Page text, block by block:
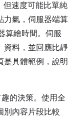
但速度可能比單純
力氣，伺服器端算
算繪時間。伺服
資料，並回應比靜
是具體範例，說明
的決策。使用全
別內容片段比較